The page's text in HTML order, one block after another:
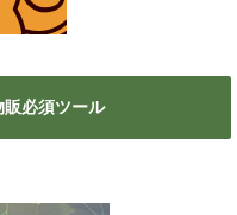
必須ツール